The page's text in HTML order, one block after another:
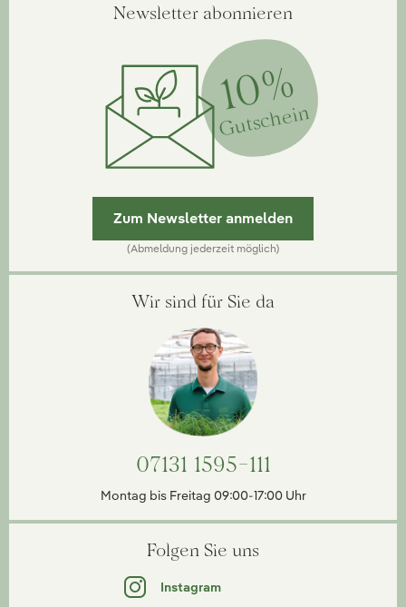
Newsletter abonnieren
10%
Gutschein
Zum Newsletter anmelden
(Abmeldung jederzeit möglich)
Wir sind für Sie da
07131 1595-111
Montag bis Freitag 09:00-17:00 Uhr
Folgen Sie uns
Instagram